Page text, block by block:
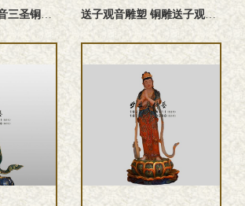
观音三圣雕塑 观音三圣铜佛像 铜雕观音三圣 观音三圣佛像 ... 送子观音雕塑 铜雕送子观音佛像 送子观音塑像